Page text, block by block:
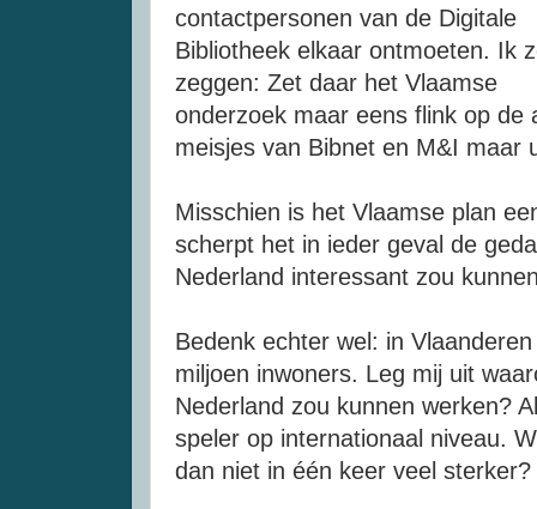
contactpersonen van de Digitale
Bibliotheek elkaar ontmoeten. Ik
zeggen: Zet daar het Vlaamse
onderzoek maar eens flink op de
meisjes van Bibnet en M&I maar
Misschien is het Vlaamse plan
scherpt het in ieder geval de
Nederland interessant zou
Bedenk echter wel: in
miljoen inwoners. Leg mij uit
Nederland zou kunnen werken?
speler op internationaal niveau.
dan niet in één keer veel sterker?